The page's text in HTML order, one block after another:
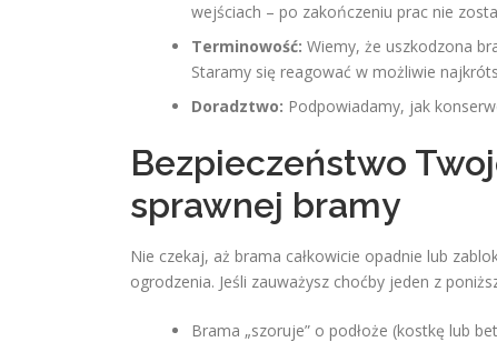
wejściach – po zakończeniu prac nie
Terminowość: Wiemy, że uszkodzona
Staramy się reagować w możliwie
Doradztwo: Podpowiadamy, jak
Bezpieczeństwo
sprawnej bramy
Nie czekaj, aż brama całkowicie opadnie lub
ogrodzenia. Jeśli zauważysz choćby jeden z
Brama „szoruje” o podłoże (kostkę lub